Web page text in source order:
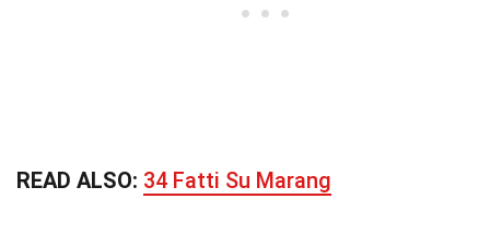
READ ALSO: 34 Fatti Su Marang